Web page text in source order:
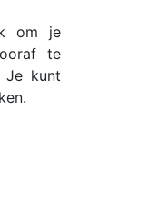
om je
te
Je kunt